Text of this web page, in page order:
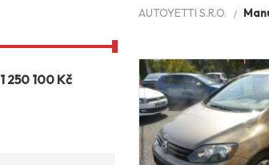
1 250 100 Kč
AUTOYETTI S.R.O.